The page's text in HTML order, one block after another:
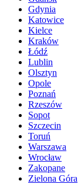
Gdynia
Katowice
Kielce
Kraków
Łódź
Lublin
Olsztyn
Opole
Poznań
Rzeszów
Sopot
Szczecin
Toruń
Warszawa
Wrocław
Zakopane
Zielona Góra